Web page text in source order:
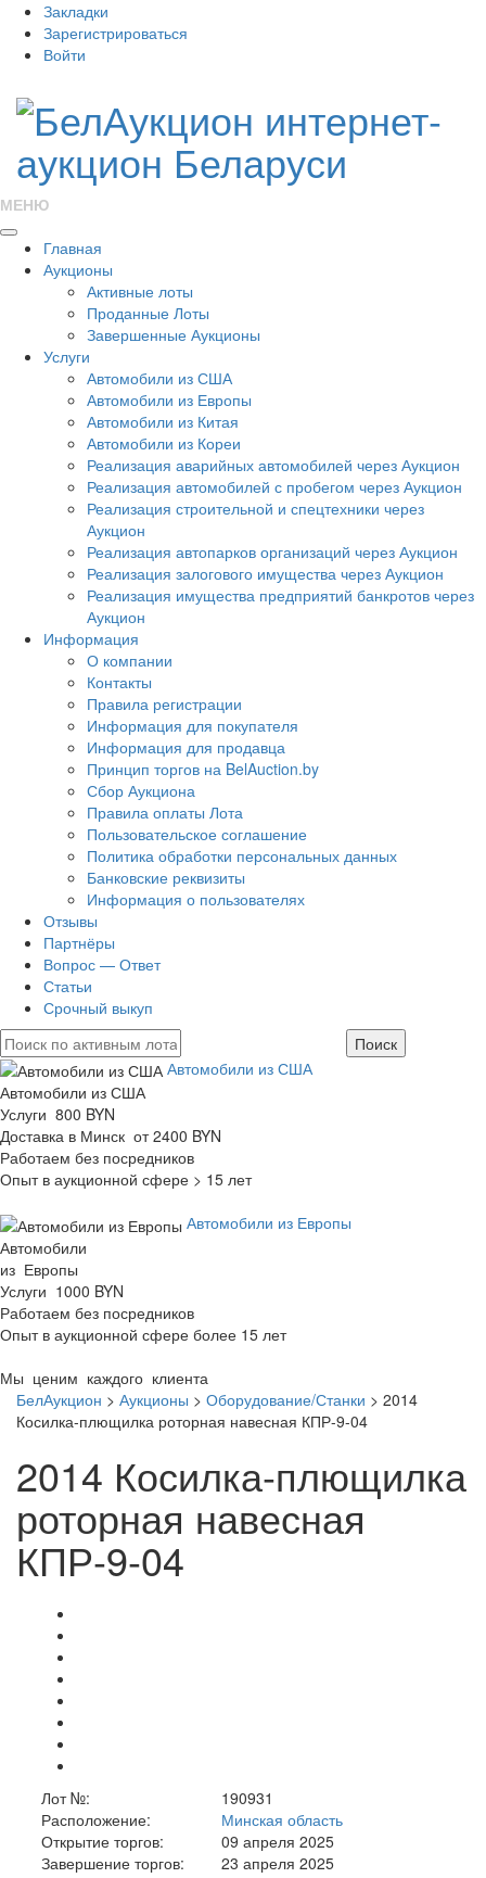
Закладки
Зарегистрироваться
Войти
МЕНЮ
Главная
Аукционы
Активные лоты
Проданные Лоты
Завершенные Аукционы
Услуги
Автомобили из США
Автомобили из Европы
Автомобили из Китая
Автомобили из Кореи
Реализация аварийных автомобилей через Аукцион
Реализация автомобилей с пробегом через Аукцион
Реализация строительной и спецтехники через
Аукцион
Реализация автопарков организаций через Аукцион
Реализация залогового имущества через Аукцион
Реализация имущества предприятий банкротов через
Аукцион
Информация
О компании
Контакты
Правила регистрации
Информация для покупателя
Информация для продавца
Принцип торгов на BelAuction.by
Сбор Аукциона
Правила оплаты Лота
Пользовательское соглашение
Политика обработки персональных данных
Банковские реквизиты
Информация о пользователях
Отзывы
Партнёры
Вопрос — Ответ
Статьи
Срочный выкуп
Автомобили из США
Автомобили из США
Услуги 800 BYN
Доставка в Минск от 2400 BYN
Работаем без посредников
Опыт в аукционной сфере > 15 лет
Автомобили из Европы
Автомобили
из Европы
Услуги 1000 BYN
Работаем без посредников
Опыт в аукционной сфере более 15 лет
Мы ценим каждого клиента
БелАукцион > Аукционы > Оборудование/Станки > 2014
Косилка-плющилка роторная навесная КПР-9-04
2014 Косилка-плющилка
роторная навесная
КПР-9-04
Лот №:
190931
Расположение:
Минская область
Открытие торгов:
09 апреля 2025
Завершение торгов:
23 апреля 2025